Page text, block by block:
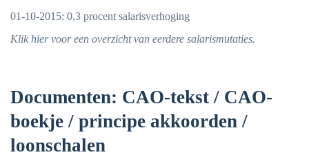
01-10-2015: 0,3 procent salarisverhoging
Klik hiervoor een overzicht van eerdere salarismutaties.
Documenten: CAO-tekst / CAO-
boekje / principe akkoorden /
loonschalen